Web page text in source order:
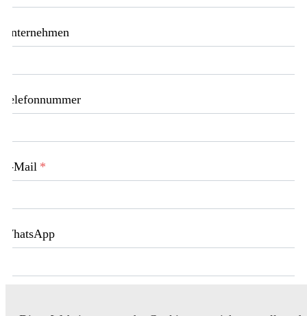
Unternehmen
Telefonnummer
E-Mail *
WhatsApp